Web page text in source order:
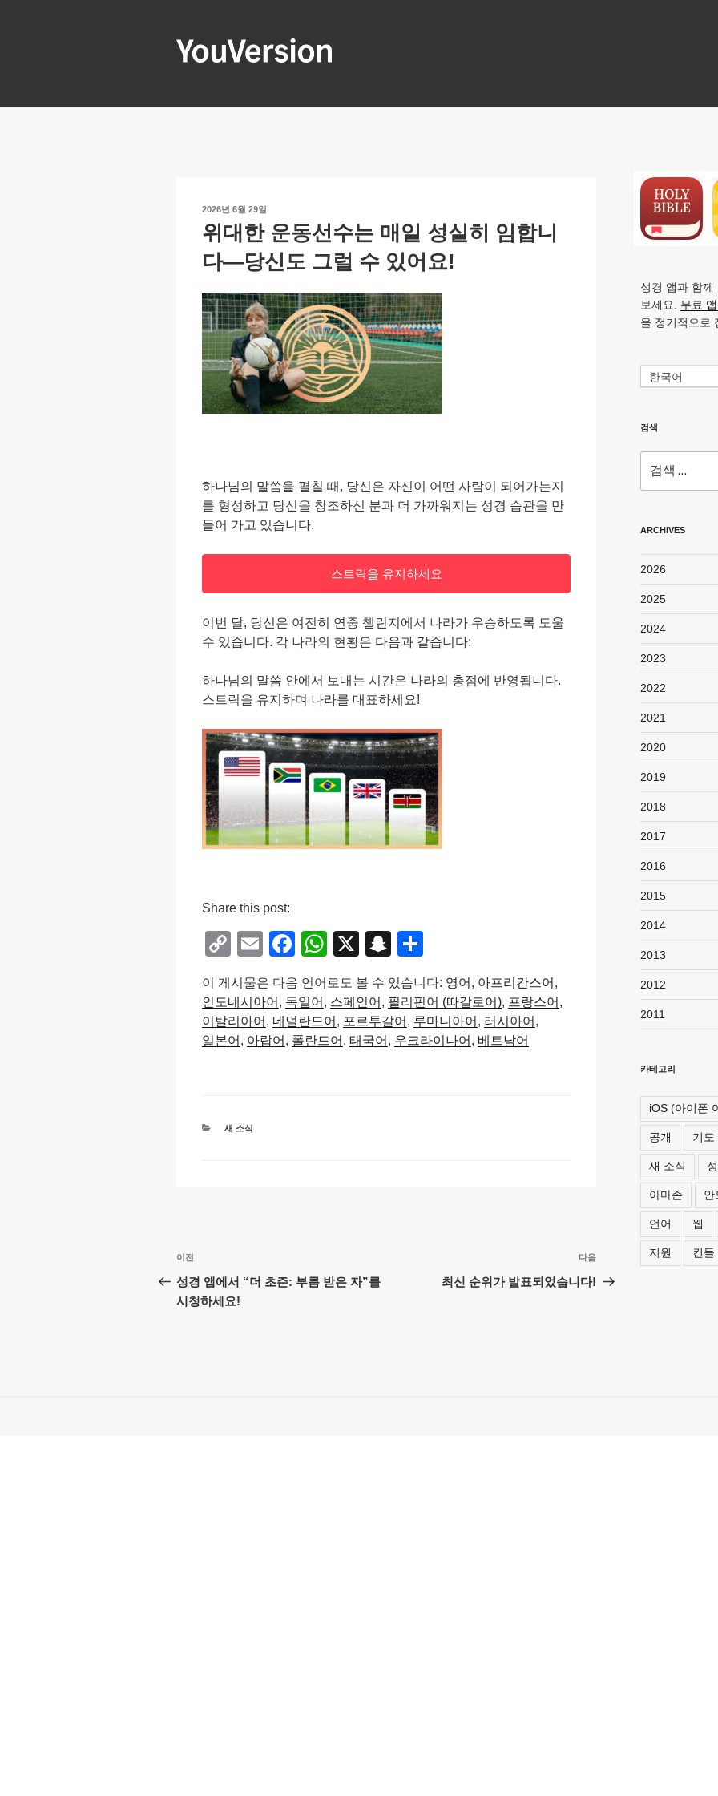
로
작
일
2026년 6월 29일
위대한 운동선수는 매일 성실히 임합니
다—당신도 그럴 수 있어요!
하나님의 말씀을 펼칠 때, 당신은 자신이 어떤 사람이 되어가는지
를 형성하고 당신을 창조하신 분과 더 가까워지는 성경 습관을 만
들어 가고 있습니다.
스트릭을 유지하세요
이번 달, 당신은 여전히 연중 챌린지에서 나라가 우승하도록 도울
수 있습니다. 각 나라의 현황은 다음과 같습니다:
하나님의 말씀 안에서 보내는 시간은 나라의 총점에 반영됩니다.
스트릭을 유지하며 나라를 대표하세요!
Share this post:
C
o
p
y
Li
E
m
ail
F
c
e
b
W
at
s
A
X
S
n
a
p
c
h
ar
e
이 게시물은 다음 언어로도 볼 수 있습니다: 영어
아프리칸스어
인도네시아어
독일어 스페인어 필리핀어 (따갈로어) 프랑스어
이탈리아어
네덜란드어 포르투갈어 루마니아어
러시아어
일본어
아랍어 폴란드어 태국어 우크라이나어 베트남어
카
새 소식
글
탐
색
이
전
글
이전
성경 앱에서 “더 초즌: 부름 받은 자”를
시청하세요!
다
음
다음
최신 순위가 발표되었습니다!
성경 앱과 함
보세요. 무료
을 정기적으로
한국어
검색
색:
ARCHIVES
2026
2025
2024
2023
2022
2021
2020
2019
2018
2017
2016
2015
2014
2013
2012
2011
카테고리
iOS (아이폰
공개 기도
새 소식
아마존 안
언어 웹
지원 킨들